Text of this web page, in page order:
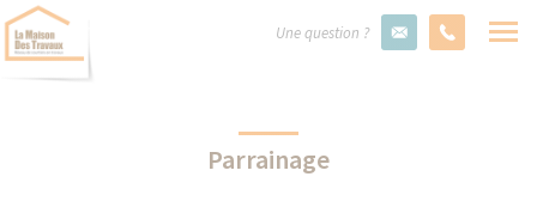
Une question ?
Parrainage